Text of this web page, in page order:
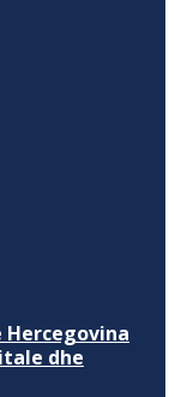
Hercegovina
dhe